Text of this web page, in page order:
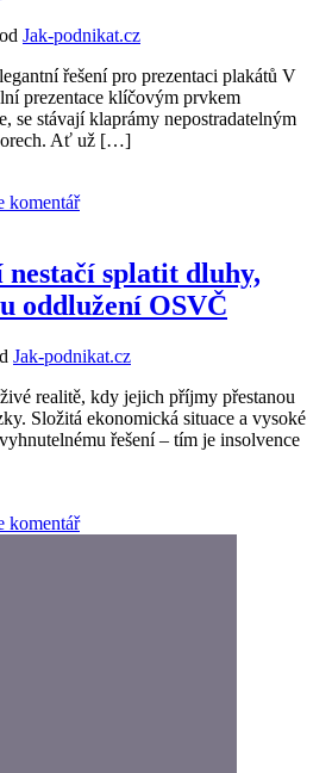
od Jak-podnikat.cz
řešení pro prezentaci plakátů V
prezentace klíčovým prvkem
se stávají klaprámy nepostradatelným
Ať už […]
komentář
splatit dluhy,
oddlužení OSVČ
Jak-podnikat.cz
realitě, kdy jejich příjmy přestanou
Složitá ekonomická situace a vysoké
řešení – tím je insolvence
komentář